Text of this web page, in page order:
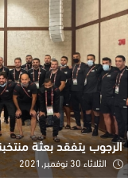
الرجوب يتفقد بعثة
الثلاثاء 30 نوفمبر,2021